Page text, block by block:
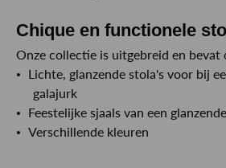
Chique en functionele
Onze collectie is uitgebreid en bevat
Lichte, glanzende stola's voor bij
galajurk
Feestelijke sjaals van een
Verschillende kleuren